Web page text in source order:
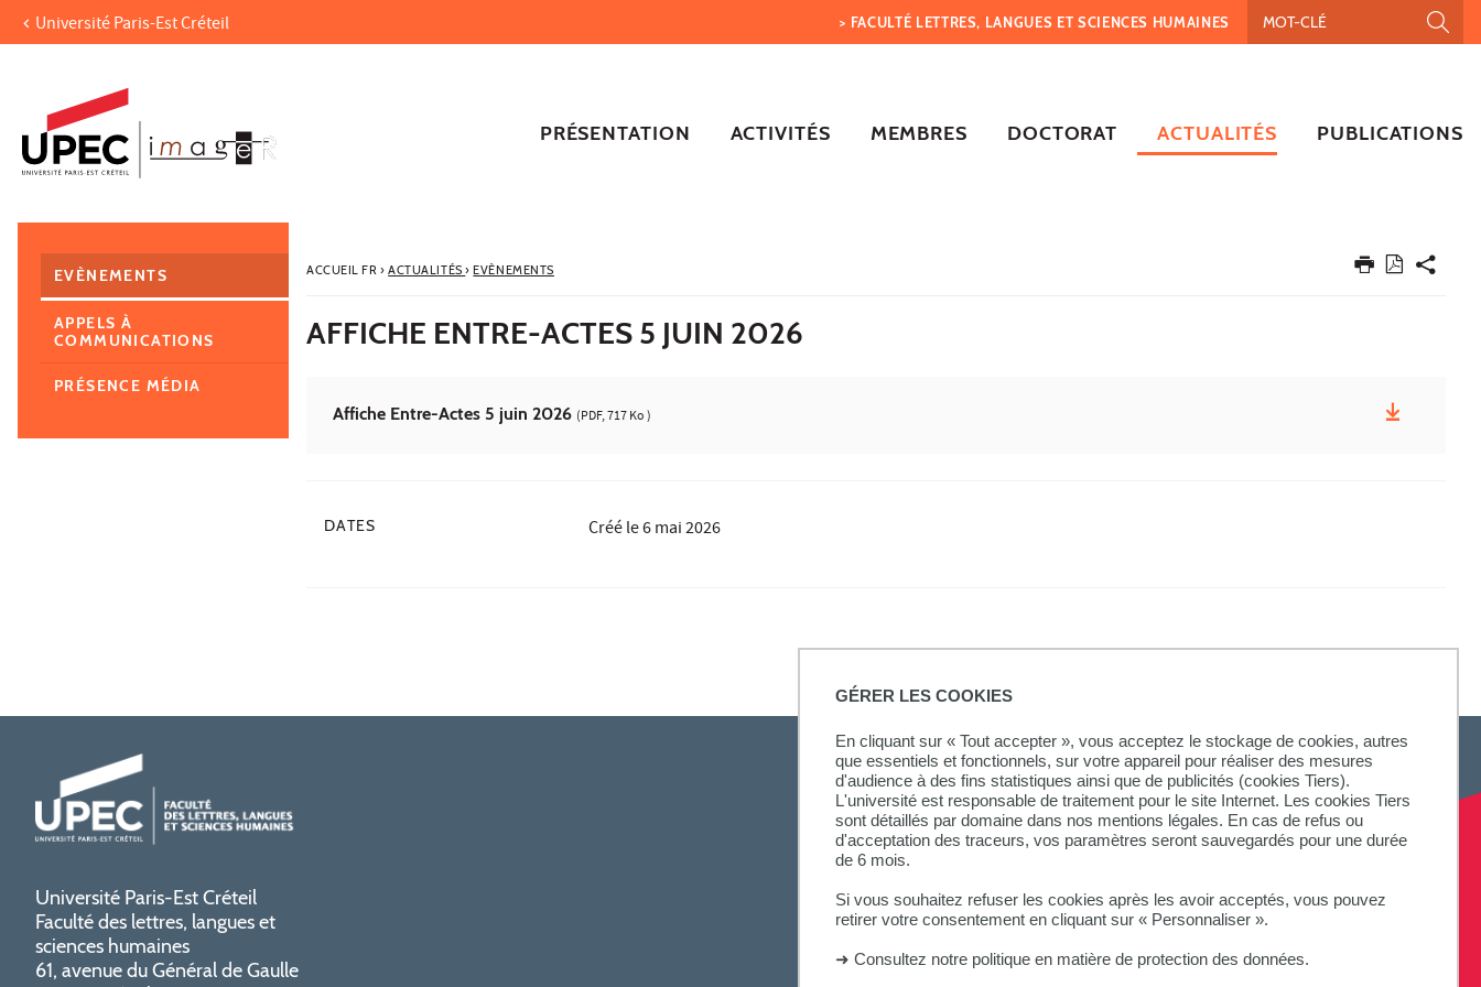
GÉRER LES COOKIES
En cliquant sur « Tout accepter », vous acceptez le stockage de cookies, autres
que essentiels et fonctionnels, sur votre appareil pour réaliser des mesures
d'audience à des fins statistiques ainsi que de publicités (cookies Tiers).
L'université est responsable de traitement pour le site Internet. Les cookies Tiers
sont détaillés par domaine dans nos mentions légales. En cas de refus ou
d'acceptation des traceurs, vos paramètres seront sauvegardés pour une durée
de 6 mois.
Si vous souhaitez refuser les cookies après les avoir acceptés, vous pouvez
retirer votre consentement en cliquant sur « Personnaliser ».
➜ Consultez notre politique en matière de protection des données.
Aller au contenu
Recherche
Navigation secondaire
Université Paris-Est Créteil > FACULTÉ LETTRES, LANGUES ET SCIENCES HUMAINES
PRÉSENTATION ACTIVITÉS MEMBRES DOCTORAT ACTUALITÉS PUBLICATIONS
ACCUEIL FR› ACTUALITÉS› EVÈNEMENTS
AFFICHE ENTRE-ACTES 5 JUIN 2026
Affiche Entre-Actes 5 juin 2026 (PDF, 717 Ko )
DATES Créé le6 mai 2026
EVÈNEMENTS
APPELS À
COMMUNICATIONS
PRÉSENCE MÉDIA
Université Paris-Est Créteil
Faculté des lettres, langues et
sciences humaines
61, avenue du Général de Gaulle